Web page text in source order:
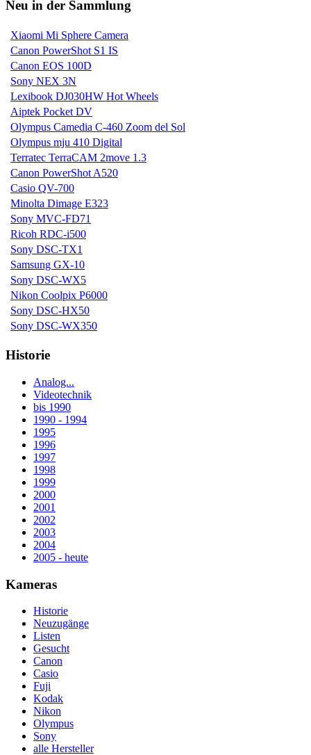
Neu in der Sammlung
Xiaomi Mi Sphere Camera
Canon PowerShot S1 IS
Canon EOS 100D
Sony NEX 3N
Lexibook DJ030HW Hot Wheels
Aiptek Pocket DV
Olympus Camedia C-460 Zoom del Sol
Olympus mju 410 Digital
Terratec TerraCAM 2move 1.3
Canon PowerShot A520
Casio QV-700
Minolta Dimage E323
Sony MVC-FD71
Ricoh RDC-i500
Sony DSC-TX1
Samsung GX-10
Sony DSC-WX5
Nikon Coolpix P6000
Sony DSC-HX50
Sony DSC-WX350
Historie
Analog...
Videotechnik
bis 1990
1990 - 1994
1995
1996
1997
1998
1999
2000
2001
2002
2003
2004
2005 - heute
Kameras
Historie
Neuzugänge
Listen
Gesucht
Canon
Casio
Fuji
Kodak
Nikon
Olympus
Sony
alle Hersteller